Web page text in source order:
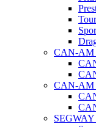
CAN-AM
CAN-AM